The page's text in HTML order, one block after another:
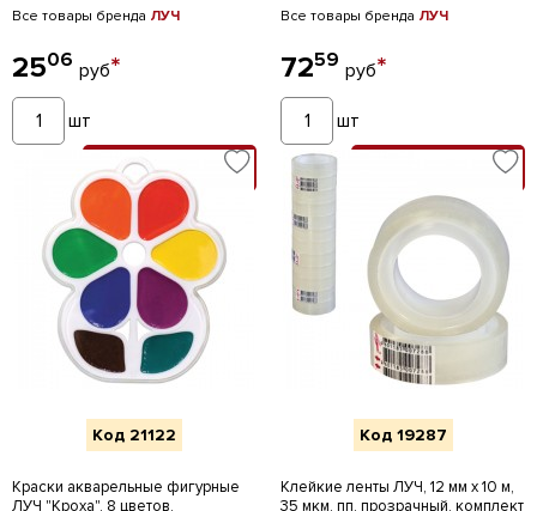
Все товары бренда ЛУЧ
2506 руб*
шт
В КОРЗИНУ
Все товары бренда ЛУЧ
7259 руб*
шт
Код 21122
Краски акварельные фигурные
ЛУЧ "Кроха", 8 цветов,
Код 19287
Клейкие ленты ЛУЧ, 12 мм х 10 м,
35 мкм, пп, прозрачный, комплект